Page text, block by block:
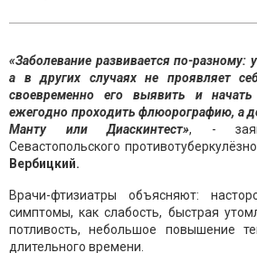
«Заболевание развивается по-разному:
а в других случаях не проявляет
своевременно его выявить и
ежегодно проходить флюорографию, а
Манту или Диаскинтест», -
Севастопольского
Вербицкий.
Врачи-фтизиатры объясняют:
симптомы, как слабость, быстрая
потливость, небольшое повышение
длительного времени.